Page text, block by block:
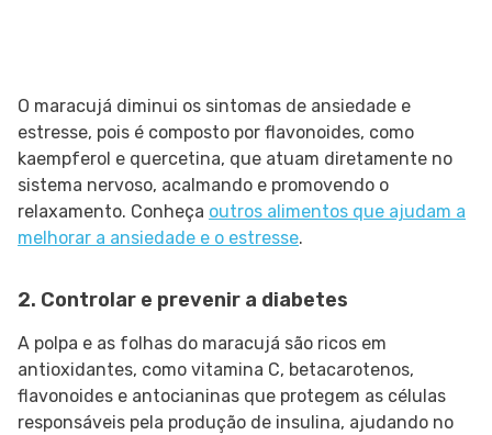
O maracujá diminui os sintomas de ansiedade e
estresse, pois é composto por flavonoides, como
kaempferol e quercetina, que atuam diretamente no
sistema nervoso, acalmando e promovendo o
relaxamento. Conheça outros alimentos que ajudam a
melhorar a ansiedade e o estresse.
2. Controlar e prevenir a diabetes
A polpa e as folhas do maracujá são ricos em
antioxidantes, como vitamina C, betacarotenos,
flavonoides e antocianinas que protegem as células
responsáveis pela produção de insulina, ajudando no